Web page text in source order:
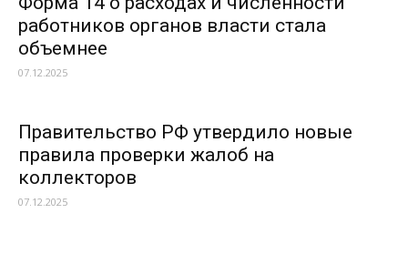
работников органов власти стала
объемнее
07.12.2025
Правительство РФ утвердило новые
правила проверки жалоб на
коллекторов
07.12.2025